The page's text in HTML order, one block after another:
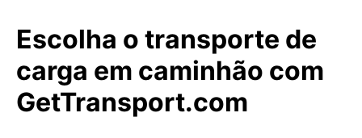
Escolha o transporte de
carga em caminhão com
GetTransport.com